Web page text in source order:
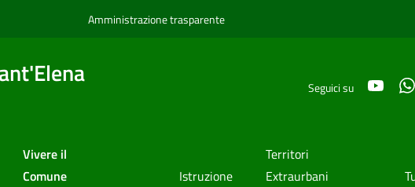
Amministrazione trasparente
Seguici su
Vivere il
Comune
Istruzione
Territori
Extraurbani